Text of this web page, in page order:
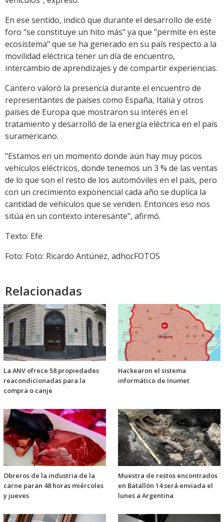
En ese sentido, indicó que durante el desarrollo de este
foro "se constituye un hito más" ya que "permite en este
ecosistema" que se ha generado en su país respecto a la
movilidad eléctrica tener un día de encuentro,
intercambio de aprendizajes y de compartir experiencias.
Cantero valoró la presencia durante el encuentro de
representantes de países como España, Italia y otros
países de Europa que mostraron su interés en el
tratamiento y desarrolló de la energía eléctrica en el país
suramericano.
"Estamos en un momento donde aún hay muy pocos
vehículos eléctricos, donde tenemos un 3 % de las ventas
de lo que son el resto de los automóviles en el país, pero
con un crecimiento exponencial cada año se duplica la
cantidad de vehículos que se venden. Entonces eso nos
sitúa en un contexto interesante", afirmó.
Texto: Efe
Foto: Foto: Ricardo Antúnez, adhocFOTOS
Relacionadas
La ANV ofrece 58 propiedades
reacondicionadas para la
compra o canje
Hackearon el sistema
informático de Inumet
Obreros de la industria de la
carne paran 48 horas miércoles
y jueves
Muestra de restos encontrados
en Batallón 14 será enviada el
lunes a Argentina